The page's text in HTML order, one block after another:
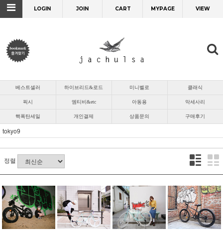
LOGIN JOIN CART MYPAGE VIEW
베스트셀러 하이브리드&로드 미니벨로 클래식
픽시 엠티비&etc 아동용 악세사리
핵폭탄세일 개인결제 상품문의 구매후기
tokyo9
정렬